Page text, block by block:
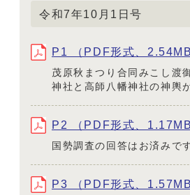
令和7年10月1日号
P1 （PDF形式、2.54MB
茂原秋まつり合同みこし渡
神社と高師八幡神社の神輿
P2 （PDF形式、1.17MB
国勢調査の回答はお済みで
P3 （PDF形式、1.57MB